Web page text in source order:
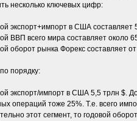
несколько ключевых цифр:
экспорт+импорт в США составляет
ВВП всего мира составляет около
оборот рынка Форекс составляет
порядку:
экспорт/импорт в США 5,5 трлн $.
операций тоже 25%. Т.е. всего
этот сегмент, то годовой